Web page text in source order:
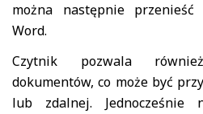
można następnie
Word.
Czytnik pozwala
dokumentów, co może być
lub zdalnej. Jednocześnie